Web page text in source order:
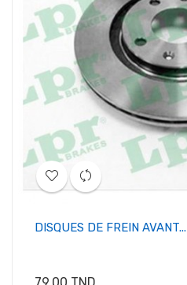
DISQUES DE FREIN AVANT...
Prix